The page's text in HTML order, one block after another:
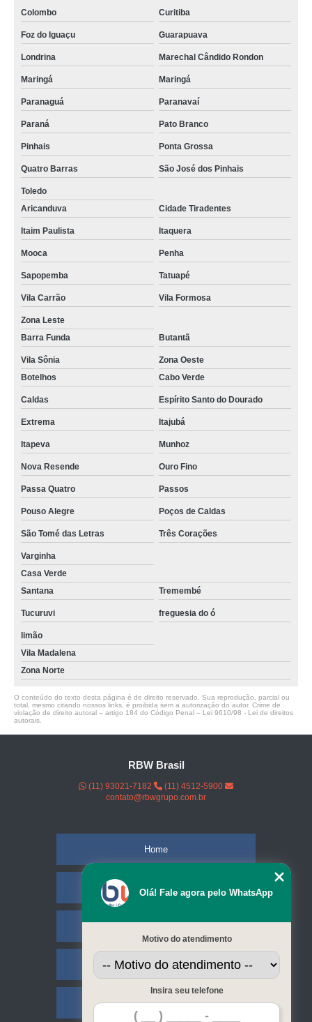
Colombo Curitiba
Foz do Iguaçu Guarapuava
Londrina Marechal Cândido Rondon
Maringá Maringá
Paranaguá Paranavaí
Paraná Pato Branco
Pinhais Ponta Grossa
Quatro Barras São José dos Pinhais
Toledo
Aricanduva
Cidade Tiradentes
Itaim Paulista Itaquera
Mooca Penha
Sapopemba Tatuapé
Vila Carrão Vila Formosa
Zona Leste
Barra Funda
Butantã
Vila Sônia
Zona Oeste
Botelhos
Cabo Verde
Caldas Espírito Santo do Dourado
Extrema Itajubá
Itapeva Munhoz
Nova Resende Ouro Fino
Passa Quatro Passos
Pouso Alegre Poços de Caldas
São Tomé das Letras Três Corações
Varginha
Casa Verde
Santana
Tremembé
Tucuruvi freguesia do ó
limão
Vila Madalena
Zona Norte
O conteúdo do texto desta página é de direito reservado. Sua reprodução, parcial ou
total, mesmo citando nossos links, é proibida sem a autorização do autor. Crime de
violação de direito autoral – artigo 184 do Código Penal – Lei 9610/98 - Lei de direitos
autorais
RBW Brasil
(11) 93021-7182
(11) 4512-5900
contato@rbwgrupo.com.br
Home
Empresa
Serviços
Contato
Olá! Fale agora pelo WhatsApp
Motivo do atendimento
Insira seu telefone